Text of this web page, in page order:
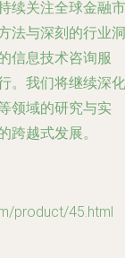
续关注全球金融市
法与深刻的行业洞
信息技术咨询服
。我们将继续深化
领域的研究与实
跨越式发展。
product/45.html